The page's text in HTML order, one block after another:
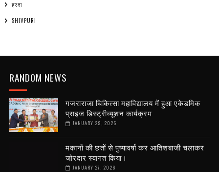
हरदा
SHIVPURI
RANDOM NEWS
गजराराजा चिकित्सा महाविद्यालय में हुआ एकेडमिक
प्राइज डिस्ट्रीब्यूशन कार्यक्रम
JANUARY 29, 2026
मकानों की छतों से पुष्पावर्षा कर आतिशबाजी चलाकर
जोरदार स्वागत किया।
JANUARY 27, 2026